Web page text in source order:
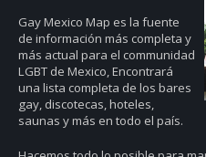
Gay Mexico Map es la fuente
de información más completa y
más actual para el communidad
LGBT de Mexico, Encontrará
una lista completa de los bares
gay, discotecas, hoteles,
saunas y más en todo el país.